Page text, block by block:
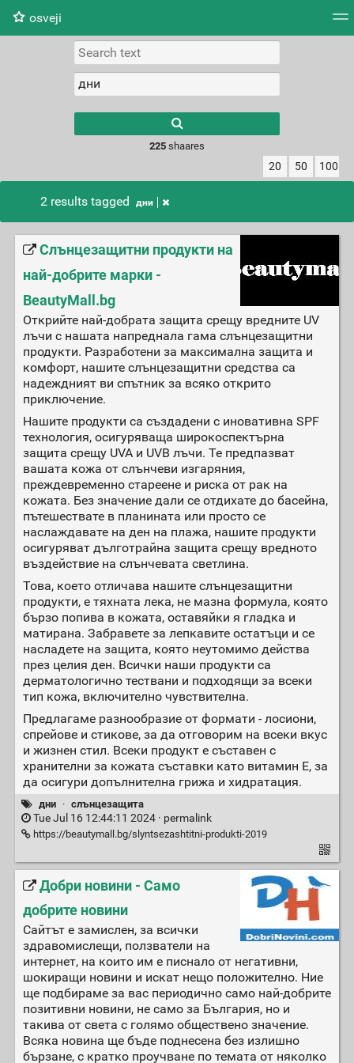
osveji
Picture wall
225shaares
20 50 100
2 results tagged дни
Слънцезащитни продукти на
най-добрите марки -
BeautyMall.bg
Открийте най-добрата защита срещу вредните UV
лъчи с нашата напреднала гама слънцезащитни
продукти. Разработени за максимална защита и
комфорт, нашите слънцезащитни средства са
надеждният ви спътник за всяко открито
приключение.
Нашите продукти са създадени с иновативна SPF
технология, осигуряваща широкоспектърна
защита срещу UVA и UVB лъчи. Те предпазват
вашата кожа от слънчеви изгаряния,
преждевременно стареене и риска от рак на
кожата. Без значение дали се отдихате до басейна,
пътешествате в планината или просто се
наслаждавате на ден на плажа, нашите продукти
осигуряват дълготрайна защита срещу вредното
въздействие на слънчевата светлина.
Това, което отличава нашите слънцезащитни
продукти, е тяхната лека, не мазна формула, която
бързо попива в кожата, оставяйки я гладка и
матирана. Забравете за лепкавите остатъци и се
насладете на защита, която неутомимо действа
през целия ден. Всички наши продукти са
дерматологично тествани и подходящи за всеки
тип кожа, включително чувствителна.
Предлагаме разнообразие от формати - лосиони,
спрейове и стикове, за да отговорим на всеки вкус
и жизнен стил. Всеки продукт е съставен с
хранителни за кожата съставки като витамин E, за
да осигури допълнителна грижа и хидратация.
дни · слънцезащита
Tue Jul 16 12:44:11 2024 · permalink
https://beautymall.bg/slyntsezashtitni-produkti-2019
Добри новини - Само
добрите новини
Сайтът е замислен, за всички
здравомислещи, ползватели на
интернет, на които им е писнало от негативни,
шокиращи новини и искат нещо положително. Ние
ще подбираме за вас периодично само най-добрите
позитивни новини, не само за България, но и
такива от света с голямо обществено значение.
Всяка новина ще бъде поднесена без излишно
бързане, с кратко проучване по темата от няколко